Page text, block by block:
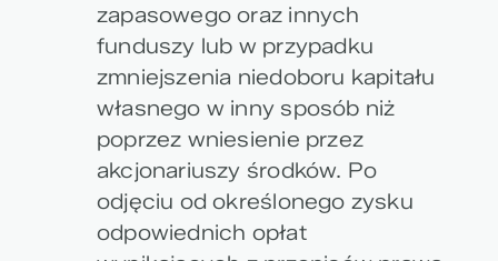
zapasowego oraz innych
funduszy lub w przypadku
zmniejszenia niedoboru kapitału
własnego w inny sposób niż
poprzez wniesienie przez
akcjonariuszy środków. Po
odjęciu od określonego zysku
odpowiednich opłat